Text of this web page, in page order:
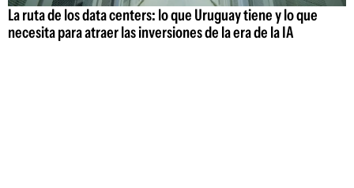
La ruta de los data centers: lo que Uruguay tiene y lo que
necesita para atraer las inversiones de la era de la IA